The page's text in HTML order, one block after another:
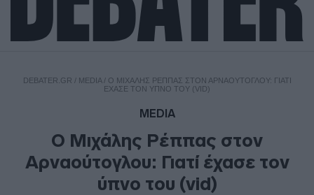
DEBATER.GR / MEDIA/ Ο ΜΙΧΆΛΗΣ ΡΈΠΠΑΣ ΣΤΟΝ ΑΡΝΑΟΎΤΟΓΛΟΥ: ΓΙΑΤΊ
ΈΧΑΣΕ ΤΟΝ ΎΠΝΟ ΤΟΥ (VID)
MEDIA
Ο Μιχάλης Ρέππας στον
Αρναούτογλου: Γιατί έχασε τον
ύπνο του (vid)